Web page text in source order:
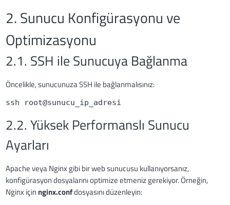
2. Sunucu Konfigürasyonu ve
Optimizasyonu
2.1. SSH ile Sunucuya Bağlanma
Öncelikle, sunucunuza SSH ile bağlanmalısınız:
ssh root@sunucu_ip_adresi
2.2. Yüksek Performanslı Sunucu
Ayarları
Apache veya Nginx gibi bir web sunucusu kullanıyorsanız,
konfigürasyon dosyalarını optimize etmeniz gerekiyor. Örneğin,
Nginx için nginx.confdosyasını düzenleyin: